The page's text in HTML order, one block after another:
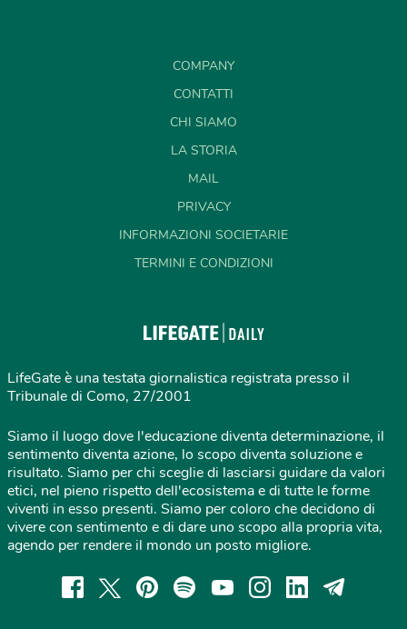
COMPANY
CONTATTI
CHI SIAMO
LA STORIA
MAIL
PRIVACY
INFORMAZIONI SOCIETARIE
TERMINI E CONDIZIONI
LifeGate è una testata giornalistica registrata presso il
Tribunale di Como, 27/2001
Siamo il luogo dove l'educazione diventa determinazione, il
sentimento diventa azione, lo scopo diventa soluzione e
risultato. Siamo per chi sceglie di lasciarsi guidare da valori
etici, nel pieno rispetto dell'ecosistema e di tutte le forme
viventi in esso presenti. Siamo per coloro che decidono di
vivere con sentimento e di dare uno scopo alla propria vita,
agendo per rendere il mondo un posto migliore.